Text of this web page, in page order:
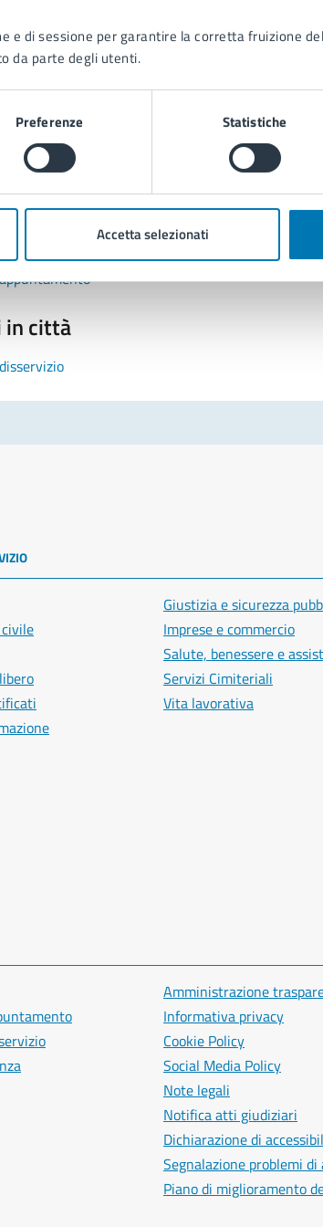
e di sessione per garantire la corretta fruizione
da parte degli utenti.
Preferenze Statistiche
Accetta selezionati
comune
frequenti
in città
Giustizia e sicurezza
Imprese e commercio
Salute, benessere e
Servizi Cimiteriali
Vita lavorativa
Amministrazione
Informativa privacy
Cookie Policy
Social Media Policy
Note legali
Notifica atti giudiziari
Dichiarazione di
Segnalazione problemi
Piano di miglioramento